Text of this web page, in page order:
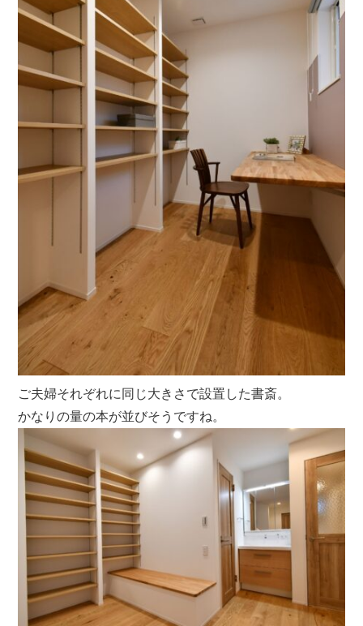
ご夫婦それぞれに同じ大きさで設置した書斎。
かなりの量の本が並びそうですね。